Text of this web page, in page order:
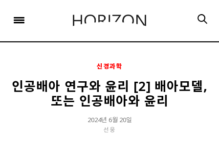
신경과학
인공배아 연구와 윤리 [2] 배아모델,
또는 인공배아와 윤리
2024년 6월 20일
선웅
x
비밀번호 찾기
보내기
SIGN UP
회원 가입을 통해 더 많은 정보를 받아보세요.
01
회원정보입력
02
이메일 인증
03
가입완료
입력하신 이메일 주소
SIGN UP
회원정보입력
02
이메일 인증 가입완료
이메일 인증이 완료되었습니다.
가입하신 이메일 주소로 로그인 후 서비스를 이용해주세요.
SIGN UP
회원 가입을 통해 더 많은 정보를 받아보세요.
01
회원정보입력
02
이메일 인증
03
가입완료